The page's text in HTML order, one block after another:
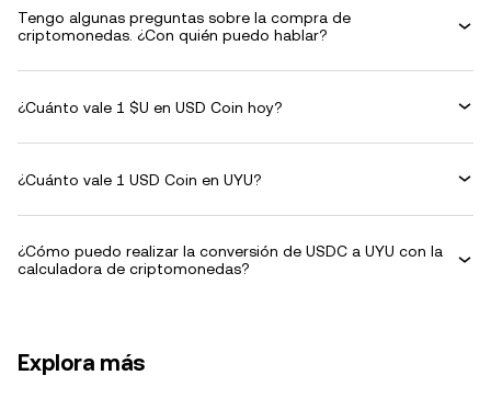
Tengo algunas preguntas sobre la compra de
criptomonedas. ¿Con quién puedo hablar?
¿Cuánto vale 1 $U en USD Coin hoy?
¿Cuánto vale 1 USD Coin en UYU?
¿Cómo puedo realizar la conversión de USDC a UYU con la
calculadora de criptomonedas?
Explora más